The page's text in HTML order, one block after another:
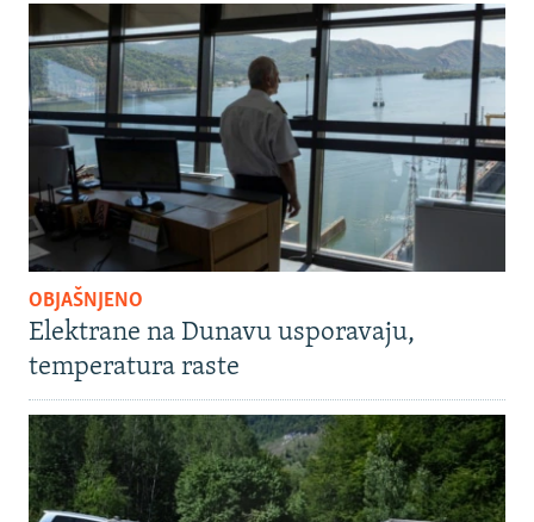
OBJAŠNJENO
Elektrane na Dunavu usporavaju,
temperatura raste